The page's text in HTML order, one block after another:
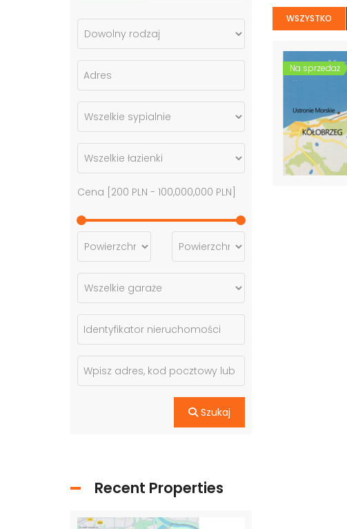
WSZYSTKO
Na sprzedaż
Cena [ 200 PLN - 100,000,000 PLN
Szukaj
Recent Properties